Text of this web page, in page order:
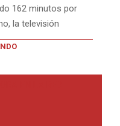
162 minutos por
la televisión